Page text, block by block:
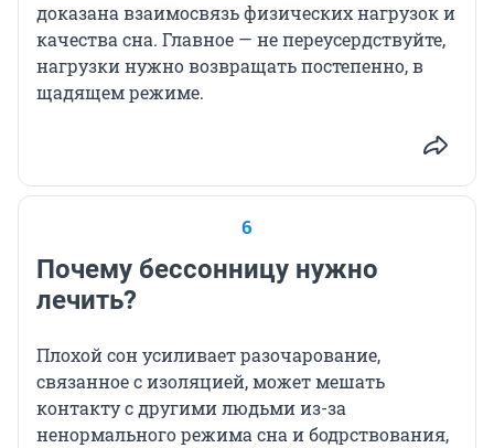
доказана взаимосвязь физических нагрузок и
качества сна. Главное — не переусердствуйте,
нагрузки нужно возвращать постепенно, в
щадящем режиме.
6
Почему бессонницу нужно
лечить?
Плохой сон усиливает разочарование,
связанное с изоляцией, может мешать
контакту с другими людьми из-за
ненормального режима сна и бодрствования,